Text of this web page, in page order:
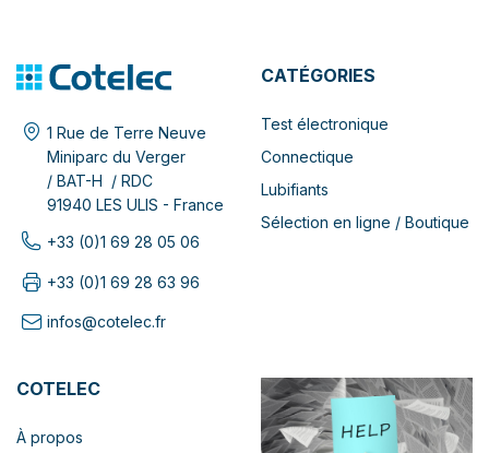
1 Rue de Terre Neuve
Miniparc du Verger
/ BAT-H / RDC
91940 LES ULIS - France
+33 (0)1 69 28 05 06
+33 (0)1 69 28 63 96
infos@cotelec.fr
CATÉGORIES
Test électronique
Connectique
Lubifiants
Sélection en ligne / Boutique
COTELEC
À propos